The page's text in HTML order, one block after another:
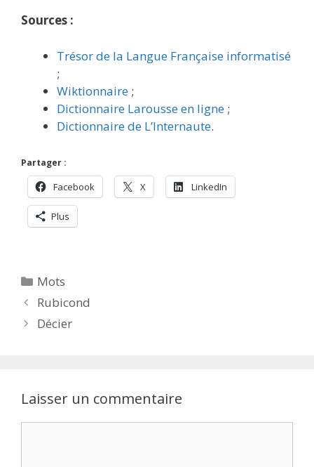
Sources :
Trésor de la Langue Française informatisé
;
Wiktionnaire ;
Dictionnaire Larousse en ligne ;
Dictionnaire de L’Internaute.
Partager :
Facebook X LinkedIn
Plus
Catégories
Mots
Rubicond
Décier
Laisser un commentaire